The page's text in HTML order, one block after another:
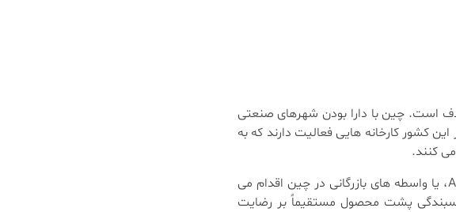
است. چین با دارا بودن شهرهای صنعتی
کشور کارخانه هایی فعالیت دارند که به
کنند.
تاجران ایرانی برای وارد کردن کاغذ دیواری معمولاً از طریق نمایشگاه های بین المللی، سایت های B2B مانند Alibaba، یا واسطه های بازرگانی در چین اقدام می
چسبندگی پشت محصول مستقیماً بر رضایت